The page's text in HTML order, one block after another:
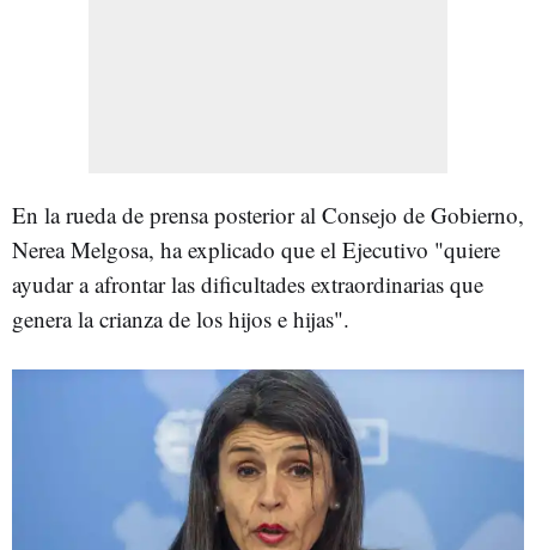
En la rueda de prensa posterior al Consejo de Gobierno,
Nerea Melgosa, ha explicado que el Ejecutivo "quiere
ayudar a afrontar las dificultades extraordinarias que
genera la crianza de los hijos e hijas".